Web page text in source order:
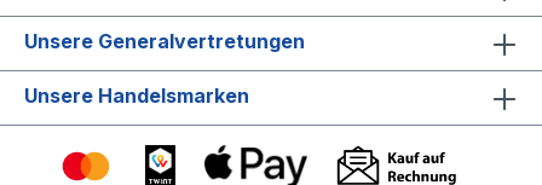
Unsere Generalvertretungen
Unsere Handelsmarken